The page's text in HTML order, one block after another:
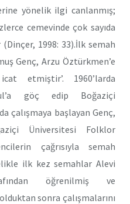
yönelik ilgi canlanmış;
cemevinde çok sayıda
1998: 33).İlk semah
Genç, Arzu Öztürkmen’e
etmiştir’. 1960’larda
göç edip Boğaziçi
çalışmaya başlayan Genç,
Üniversitesi Folklor
çağrısıyla semah
ilk kez semahlar Alevi
öğrenilmiş ve
sonra çalışmalarını